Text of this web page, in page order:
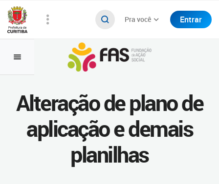
Pra você Entrar
Alteração de plano de
aplicação e demais
planilhas